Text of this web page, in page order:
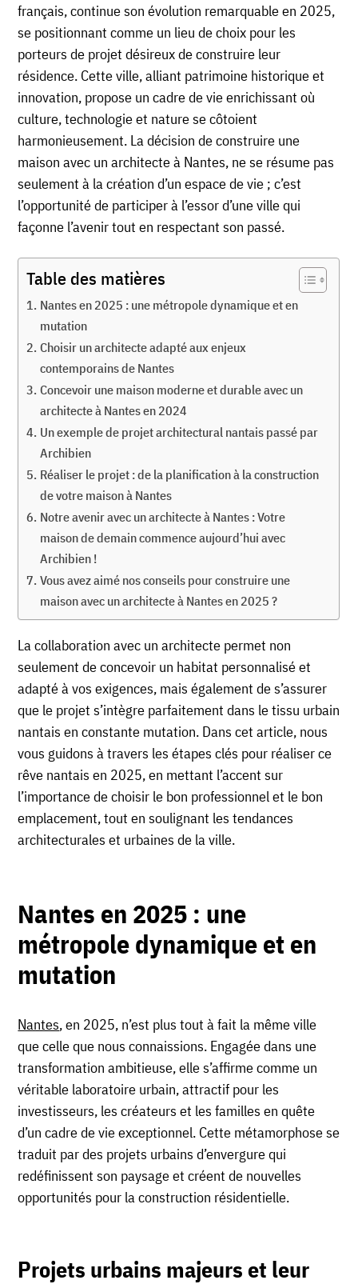
français, continue son évolution remarquable en 2025,
se positionnant comme un lieu de choix pour les
porteurs de projet désireux de construire leur
résidence. Cette ville, alliant patrimoine historique et
innovation, propose un cadre de vie enrichissant où
culture, technologie et nature se côtoient
harmonieusement. La décision de construire une
maison avec un architecte à Nantes, ne se résume pas
seulement à la création d’un espace de vie ; c’est
l’opportunité de participer à l’essor d’une ville qui
façonne l’avenir tout en respectant son passé.
Table des matières
Nantes en 2025 : une métropole dynamique et en
mutation
Choisir un architecte adapté aux enjeux
contemporains de Nantes
Concevoir une maison moderne et durable avec un
architecte à Nantes en 2024
Un exemple de projet architectural nantais passé par
Archibien
Réaliser le projet : de la planification à la construction
de votre maison à Nantes
Notre avenir avec un architecte à Nantes : Votre
maison de demain commence aujourd’hui avec
Archibien !
Vous avez aimé nos conseils pour construire une
maison avec un architecte à Nantes en 2025 ?
La collaboration avec un architecte permet non
seulement de concevoir un habitat personnalisé et
adapté à vos exigences, mais également de s’assurer
que le projet s’intègre parfaitement dans le tissu urbain
nantais en constante mutation. Dans cet article, nous
vous guidons à travers les étapes clés pour réaliser ce
rêve nantais en 2025, en mettant l’accent sur
l’importance de choisir le bon professionnel et le bon
emplacement, tout en soulignant les tendances
architecturales et urbaines de la ville.
Nantes en 2025 : une
métropole dynamique et en
mutation
Nantes, en 2025, n’est plus tout à fait la même ville
que celle que nous connaissions. Engagée dans une
transformation ambitieuse, elle s’affirme comme un
véritable laboratoire urbain, attractif pour les
investisseurs, les créateurs et les familles en quête
d’un cadre de vie exceptionnel. Cette métamorphose se
traduit par des projets urbains d’envergure qui
redéfinissent son paysage et créent de nouvelles
opportunités pour la construction résidentielle.
Projets urbains majeurs et leur